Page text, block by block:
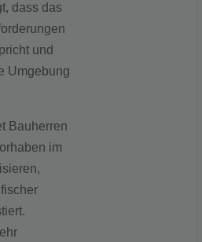
dass das
und
Umgebung
Bauherren
im